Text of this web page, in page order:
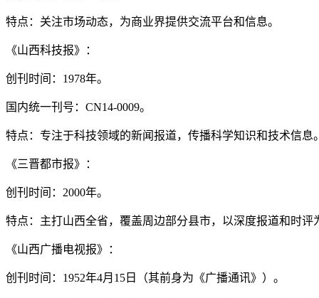
特点：关注市场动态，为商业界提供交流平台和信息。
《山西科技报》：
创刊时间：1978年。
国内统一刊号：CN14-0009。
特点：专注于科技领域的新闻报道，传播科学知识和技术信息。
《三晋都市报》：
创刊时间：2000年。
特点：主打山西全省，覆盖周边部分县市，以深度报道和时评
《山西广播电视报》：
创刊时间：1952年4月15日（其前身为《广播通讯》）。